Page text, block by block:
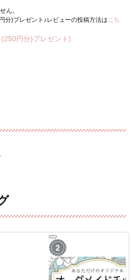
ん。
分)プレゼント♪レビューの投稿方法は こち
円分)プレゼント)